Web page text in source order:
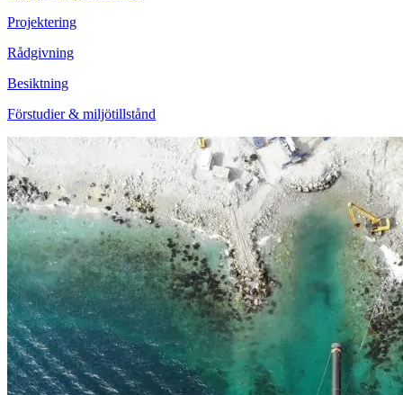
Projektering
Rådgivning
Besiktning
Förstudier & miljötillstånd